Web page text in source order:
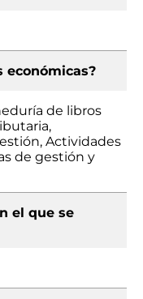
económicas?
de libros
Actividades
de gestión y
el que se